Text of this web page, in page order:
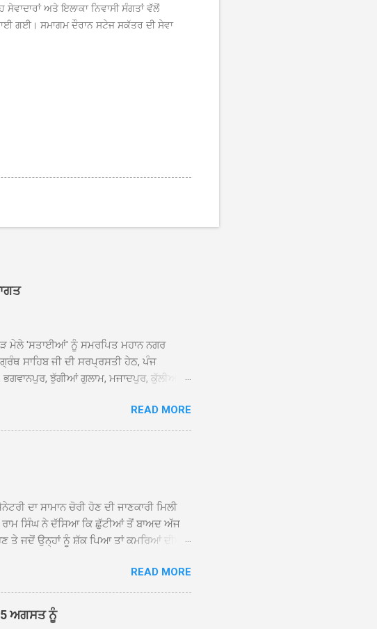
ਅਤੇ ਇਲਾਕਾ ਨਿਵਾਸੀ ਸੰਗਤਾਂ ਵੱਲੋਂ
ਗਈ। ਸਮਾਗਮ ਦੌਰਾਨ ਸਟੇਜ ਸਕੱਤਰ ਦੀ ਸੇਵਾ
ਜੋੜ ਮੇਲੇ 'ਸਤਾਈਆਂ' ਨੂੰ ਸਮਰਪਿਤ ਮਹਾਨ ਨਗਰ
ਸਾਹਿਬ ਜੀ ਦੀ ਸਰਪ੍ਰਸਤੀ ਹੇਠ, ਪੰਜ
ਝੁੱਗੀਆਂ ਗੁਲਾਮ, ਮਜਾਦਪੁਰ, ਕੁੱਲੀਆਂ,
ਸਾਹਿਬ ਠੱਟਾ ਵਿਖੇ ਪਹੁੰਚਣ ’ਤੇ ਮੁੱਖ ਸੇਵਾਦਾਰ
ਸਵਾਗਤ ਕੀਤਾ ਗਿਆ। ਗੁਰਦੁਆਰਾ ਸ੍ਰੀ
ਪੰਜ ਪਿਆਰੇ ਸਾਹਿਬਾਨ ਤੇ ਨਗਰ ਕੀਰਤਨ ਦੇ
ਸਿੰਘ ਵੱਲੋਂ ਸਿਰੋਪਾਓ ਦੇ ਕੇ ਵਿਸ਼ੇਸ਼ ਤੌਰ ’ਤੇ
READ MORE
ਦਾ ਸਾਮਾਨ ਚੋਰੀ ਹੋਣ ਦੀ ਜਾਣਕਾਰੀ ਮਿਲੀ
ਰਾਮ ਸਿੰਘ ਨੇ ਦੱਸਿਆ ਕਿ ਛੁੱਟੀਆਂ ਤੋਂ ਬਾਅਦ ਅੱਜ
ਤੇ ਜਦੋਂ ਉਨ੍ਹਾਂ ਨੂੰ ਸ਼ੱਕ ਪਿਆ ਤਾਂ ਕਮਰਿਆਂ ਦੀਆਂ
20 ਜੂਨ ਤੱਕ ਸਭ ਠੀਕ ਸੀ। ਚੋਰੀ ਦੀ ਘਟਨਾ
ਹਰਜੀਤ ਕੌਰ, ਕਮਲਪ੍ਰੀਤ ਕੌਰ ਅਤੇ ਹਰਵਿੰਦਰ
ਸੀ.ਐੱਚ.ਟੀ. ਰਾਮ ਸਿੰਘ ਵੱਲੋਂ ਕੀਤੀ ਗਈ ਸੀ
ਨਾਲ ਬੱਚਿਆਂ ਦੇ ਮਾਪਿਆਂ ਵਿੱਚ ਭਾਰੀ ਰੋਸ ਹੈ ਅਤੇ
READ MORE
ਅਗਸਤ ਨੂੰ